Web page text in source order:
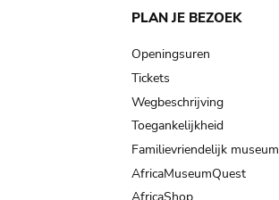
Main
navigation
PLAN JE BEZOEK
Openingsuren
Tickets
Wegbeschrijving
Toegankelijkheid
Familievriendelijk museum
AfricaMuseumQuest